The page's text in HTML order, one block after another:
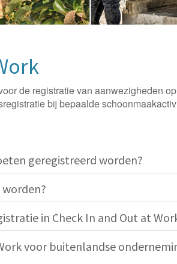
de registratie van aanwezigheden
bij bepaalde
geregistreerd worden?
in Check In and Out at
voor buitenlandse